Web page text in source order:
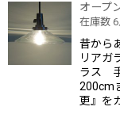
オープ
在庫数 6
昔から
リアガ
ラス
200cm
更』を